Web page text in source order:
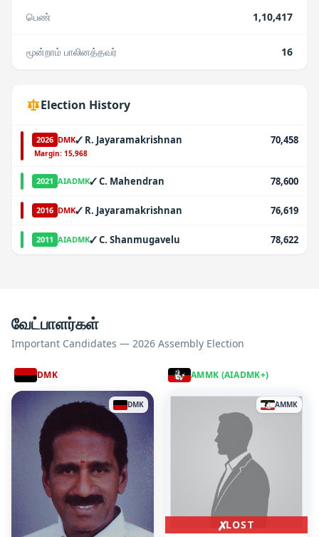
பெண் 1,10,417
மூன்றாம் பாலினத்தவர் 16
Election History
2026 DMK✓ R. Jayaramakrishnan 70,458
·Margin: 15,968
2021 AIADMK✓C. Mahendran 78,600
2016 DMK✓ R. Jayaramakrishnan 76,619
2011 AIADMK✓C. Shanmugavelu 78,622
வேட்பாளர்கள்
Important Candidates — 2026 Assembly Election
DMK
DMK
AMMK (AIADMK+)
✗LOST
AMMK